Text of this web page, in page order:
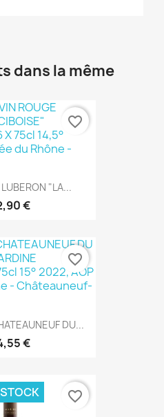
dans la même
"LA...
€
favorite_border
DU...
€
favorite_border
favorite_border